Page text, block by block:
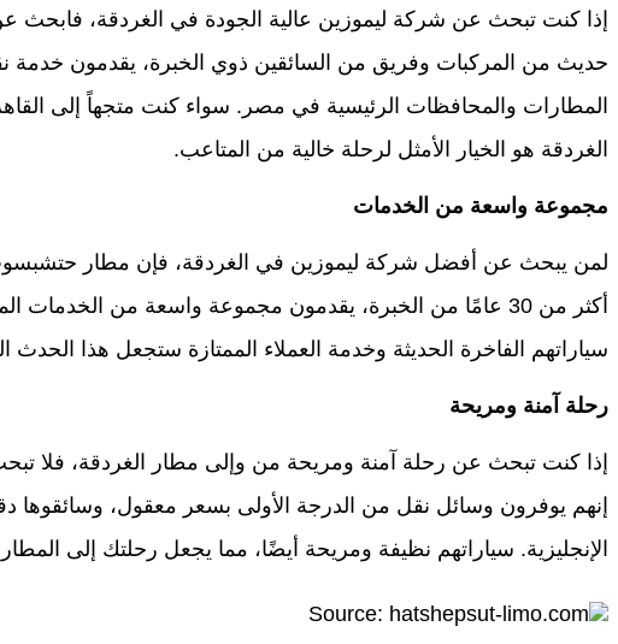
إذا كنت تبحث عن شركة ليموزين عالية الجودة في الغردقة،
حديث من المركبات وفريق من السائقين ذوي الخبرة، يقدمون خدمة
المطارات والمحافظات الرئيسية في مصر. سواء كنت متجهاً إلى
الغردقة هو الخيار الأمثل لرحلة خالية من المتاعب.
مجموعة واسعة من الخدمات
لمن يبحث عن أفضل شركة ليموزين في الغردقة، فإن مطار حتشبسوت
أكثر من 30 عامًا من الخبرة، يقدمون مجموعة واسعة من الخدمات
سياراتهم الفاخرة الحديثة وخدمة العملاء الممتازة ستجعل هذا الحدث
رحلة آمنة ومريحة
إذا كنت تبحث عن رحلة آمنة ومريحة من وإلى مطار الغردقة،
إنهم يوفرون وسائل نقل من الدرجة الأولى بسعر معقول، وسائقوها
الإنجليزية. سياراتهم نظيفة ومريحة أيضًا، مما يجعل رحلتك إلى
Source: hatshepsut-limo.com